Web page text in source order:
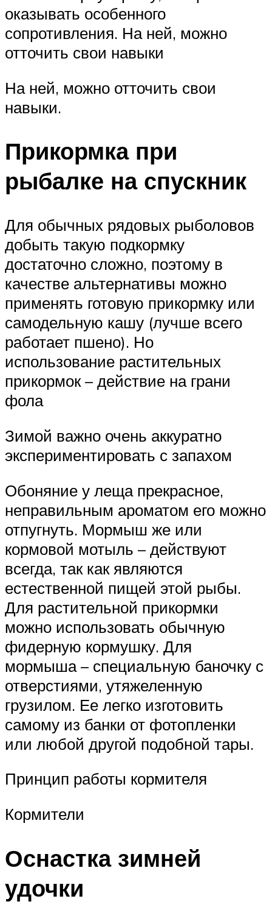
оказывать особенного
сопротивления. На ней, можно
отточить свои навыки
На ней, можно отточить свои
навыки.
Прикормка при
рыбалке на спускник
Для обычных рядовых рыболовов
добыть такую подкормку
достаточно сложно, поэтому в
качестве альтернативы можно
применять готовую прикормку или
самодельную кашу (лучше всего
работает пшено). Но
использование растительных
прикормок – действие на грани
фола
Зимой важно очень аккуратно
экспериментировать с запахом
Обоняние у леща прекрасное,
неправильным ароматом его можно
отпугнуть. Мормыш же или
кормовой мотыль – действуют
всегда, так как являются
естественной пищей этой рыбы.
Для растительной прикормки
можно использовать обычную
фидерную кормушку. Для
мормыша – специальную баночку с
отверстиями, утяжеленную
грузилом. Ее легко изготовить
самому из банки от фотопленки
или любой другой подобной тары.
Принцип работы кормителя
Кормители
Оснастка зимней
удочки